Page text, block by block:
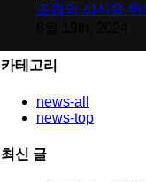
조경의 상식을
카테고리
news-all
news-top
최신 글